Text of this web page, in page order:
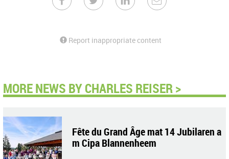
Report inappropriate content
MORE NEWS BY CHARLES REISER >
Fête du Grand Âge mat 14 Jubilaren a
m Cipa Blannenheem